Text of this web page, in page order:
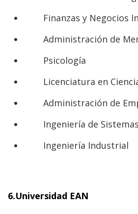
Finanzas y Negocios
Administración de
Psicología
Licenciatura en
Administración de
Ingeniería de Sistemas
Ingeniería Industrial
6.Universidad EAN